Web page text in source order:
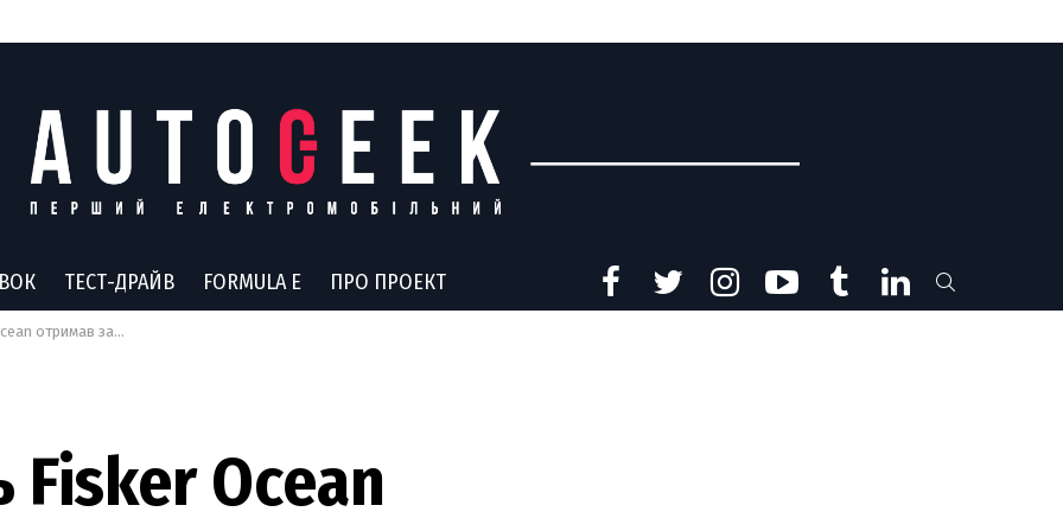
ТЕСТ-ДРАЙВ FORMULA E ПРО ПРОЕКТ
ніж далекобійна Tesla Model Y Long Range
Fisker Ocean